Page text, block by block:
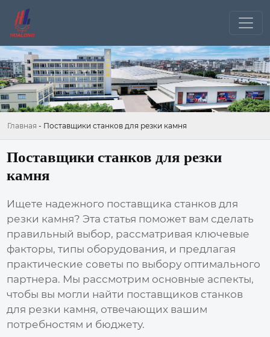
Главная - Поставщики станков для резки камня
Поставщики станков для резки
камня
Ищете надежного поставщика станков для
резки камня? Эта статья поможет вам сделать
правильный выбор, рассматривая ключевые
факторы, типы оборудования, и предлагая
практические советы по выбору оптимального
партнера. Мы рассмотрим основные аспекты,
чтобы вы могли найти поставщиков станков
для резки камня, отвечающих вашим
потребностям и бюджету.